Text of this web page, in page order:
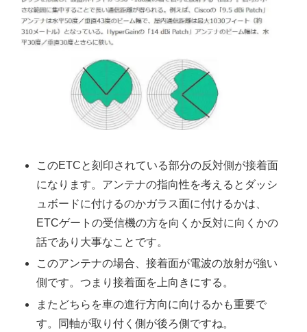
このETCと刻印されている部分の反対側が接着面
になります。アンテナの指向性を考えるとダッシ
ュボードに付けるのかガラス面に付けるかは、
ETCゲートの受信機の方を向くか反対に向くかの
話であり大事なことです。
このアンテナの場合、接着面が電波の放射が強い
側です。つまり接着面を上向きにする。
またどちらを車の進行方向に向けるかも重要で
す。同軸が取り付く側が後ろ側ですね。